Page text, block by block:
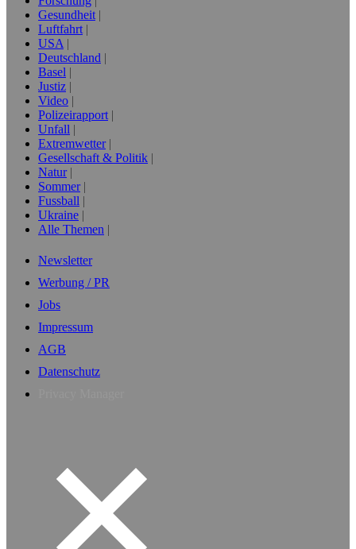
Gesundheit
Luftfahrt
USA
Deutschland
Basel
Justiz
Video
Polizeirapport
Unfall
Extremwetter
Gesellschaft & Politik
Natur
Sommer
Fussball
Ukraine
Alle Themen
Newsletter
Werbung / PR
Jobs
Impressum
AGB
Datenschutz